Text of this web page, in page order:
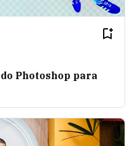
Photoshop para